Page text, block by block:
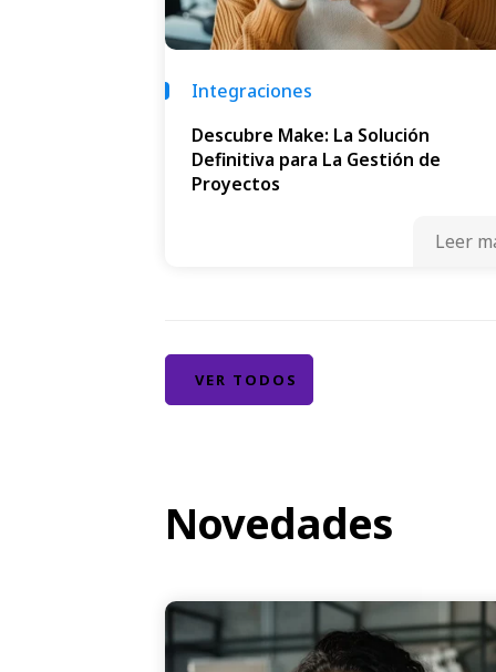
Integraciones
Descubre Make: La Solución
Definitiva para La Gestión de
Proyectos
Leer
VER TODOS
Novedades